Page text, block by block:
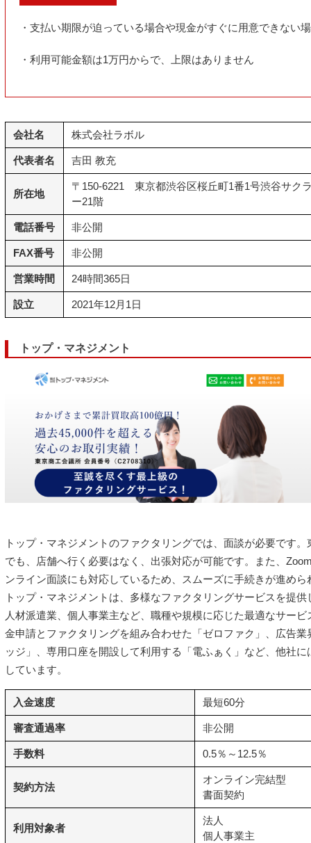
・支払い期限が迫っている場合や現金がすぐに用意できない
・利用可能金額は1万円からで、上限はありません
会社名 株式会社ラボル
代表者名 吉田 教充
所在地
〒150-6221 東京都渋谷区桜丘町1番1号渋谷サク
ー21階
電話番号 非公開
FAX番号 非公開
営業時間 24時間365日
設立 2021年12月1日
トップ・マネジメント
トップ・マネジメントのファクタリングでは、面談が必要です
でも、店舗へ行く必要はなく、出張対応が可能です。また、
ンライン面談にも対応しているため、スムーズに手続きが進めら
トップ・マネジメントは、多様なファクタリングサービスを提
人材派遣業、個人事業主など、職種や規模に応じた最適なサー
金申請とファクタリングを組み合わせた「ゼロファク」、広告
ッジ」、専用口座を開設して利用する「電ふぁく」など、他社
しています。
入金速度 最短60分
審査通過率 非公開
手数料 0.5％～12.5％
契約方法
オンライン完結型
書面契約
利用対象者
法人
個人事業主